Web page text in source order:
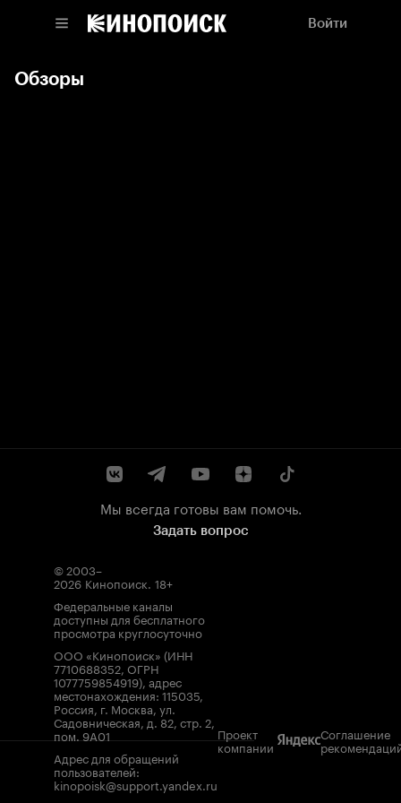
Войти
Обзоры
Мы всегда готовы вам помочь.
Задать вопрос
© 2003–
2026 Кинопоиск. 18+
Федеральные каналы
доступны для бесплатного
просмотра круглосуточно
ООО «Кинопоиск» (ИНН
7710688352, ОГРН
1077759854919), адрес
местонахождения: 115035,
Россия, г. Москва, ул.
Садовническая, д. 82, стр. 2,
пом. 9А01
Адрес для обращений
пользователей:
kinopoisk@support.yandex.ru
Проект
компании
Соглашение